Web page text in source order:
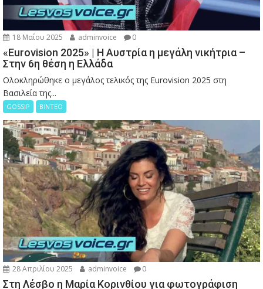
18 Μαΐου 2025 adminvoice 0
«Eurovision 2025» | Η Αυστρία η μεγάλη νικήτρια –
Στην 6η θέση η Ελλάδα
Ολοκληρώθηκε ο μεγάλος τελικός της Eurovision 2025 στη
Βασιλεία της...
GOSSIP ΒΙΝΤΕΟ
28 Απριλίου 2025 adminvoice 0
Στη Λέσβο η Μαρία Κορινθίου για φωτογράφιση